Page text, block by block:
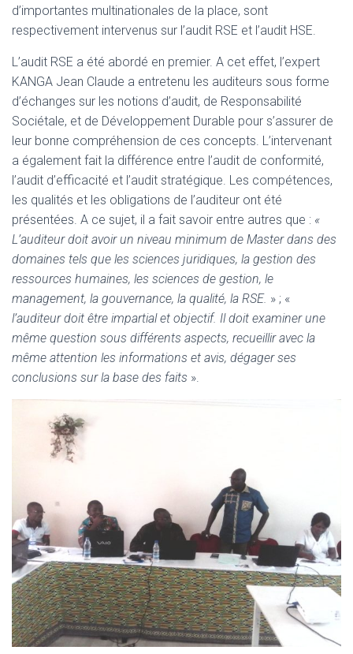
d’importantes multinationales de la place, sont
respectivement intervenus sur l’audit RSE et l’audit HSE.
L’audit RSE a été abordé en premier. A cet effet, l’expert
KANGA Jean Claude a entretenu les auditeurs sous forme
d’échanges sur les notions d’audit, de Responsabilité
Sociétale, et de Développement Durable pour s’assurer de
leur bonne compréhension de ces concepts. L’intervenant
a également fait la différence entre l’audit de conformité,
l’audit d’efficacité et l’audit stratégique. Les compétences,
les qualités et les obligations de l’auditeur ont été
présentées. A ce sujet, il a fait savoir entre autres que : «
L’auditeur doit avoir un niveau minimum de Master dans des
domaines tels que les sciences juridiques, la gestion des
ressources humaines, les sciences de gestion, le
management, la gouvernance, la qualité, la RSE. » ; «
l’auditeur doit être impartial et objectif. Il doit examiner une
même question sous différents aspects, recueillir avec la
même attention les informations et avis, dégager ses
conclusions sur la base des faits ».